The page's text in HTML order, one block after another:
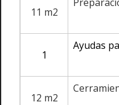
11 m2
1
Ayudas
12 m2